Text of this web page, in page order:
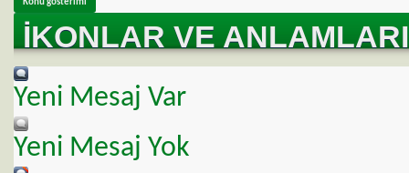
İKONLAR VE ANLAMLARI
Yeni Mesaj Var
Yeni Mesaj Yok